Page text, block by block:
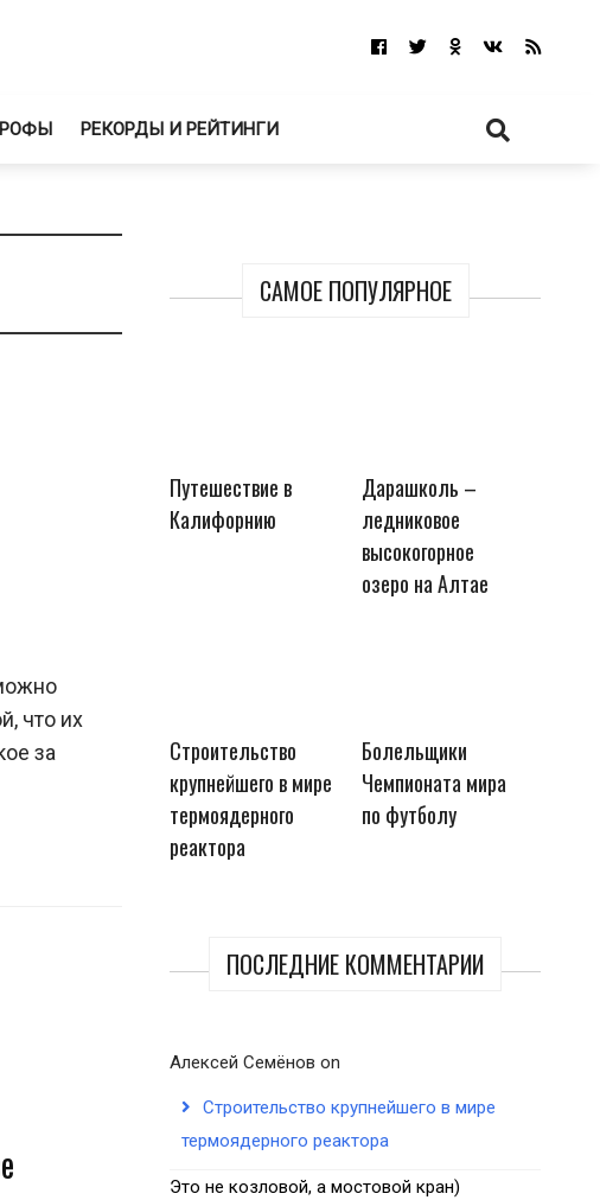
РЕКОРДЫ И РЕЙТИНГИ
что их
за
САМОЕ ПОПУЛЯРНОЕ
Путешествие в
Калифорнию
Дарашколь –
ледниковое
высокогорное
озеро на Алтае
Строительство
крупнейшего в мире
термоядерного
реактора
Болельщики
Чемпионата мира
по футболу
ПОСЛЕДНИЕ КОММЕНТАРИИ
Алексей Семёнов on
Строительство крупнейшего в мире
термоядерного реактора
Это не козловой, а мостовой кран)